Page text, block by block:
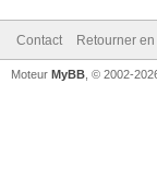
Contact Retourner
Moteur MyBB , © 2002-